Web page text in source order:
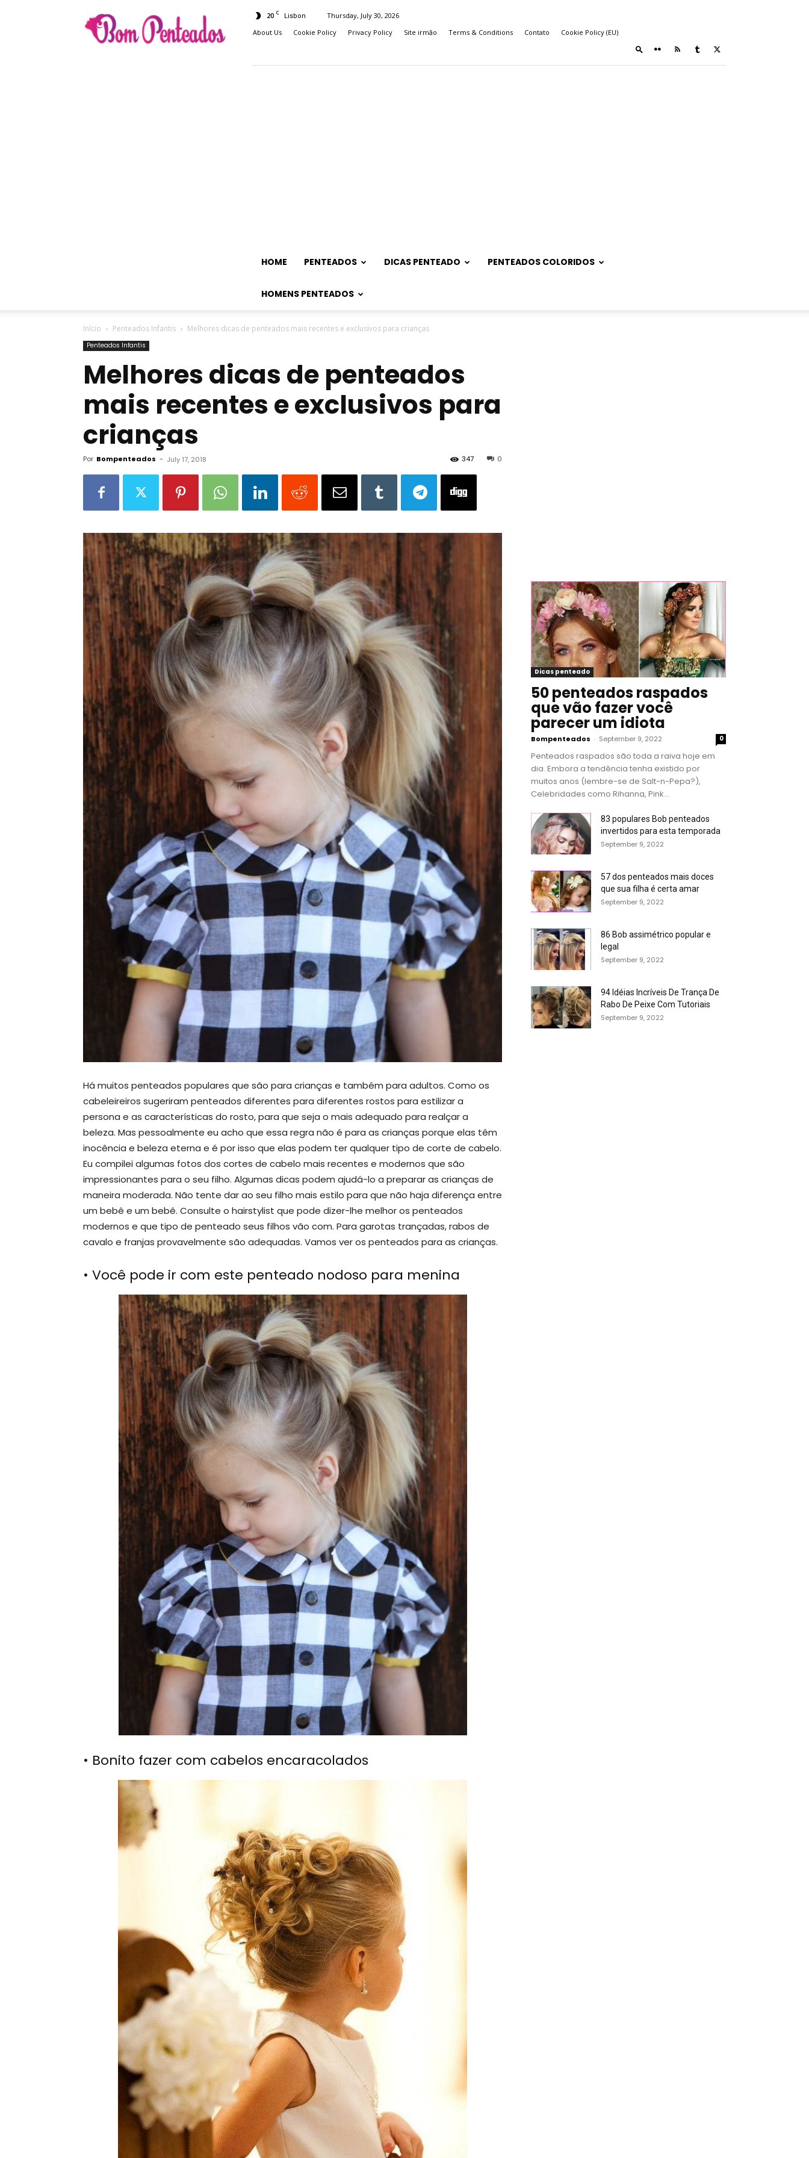
Penteados
20 C Lisbon
Thursday, July 30, 2026
About Us
Cookie Policy Privacy Policy Site irmão Terms & Conditions Contato Cookie Policy (EU)
HOME PENTEADOS DICAS PENTEADO PENTEADOS COLORIDOS
HOMENS PENTEADOS
Início Penteados Infantis Melhores dicas de penteados mais recentes e exclusivos para crianças
Penteados Infantis
Melhores dicas de penteados
mais recentes e exclusivos para
crianças
Por Bompenteados - July 17, 2018 0
347
Há muitos penteados populares que são para crianças e também para adultos. Como os
cabeleireiros sugeriram penteados diferentes para diferentes rostos para estilizar a
persona e as características do rosto, para que seja o mais adequado para realçar a
beleza. Mas pessoalmente eu acho que essa regra não é para as crianças porque elas têm
inocência e beleza eterna e é por isso que elas podem ter qualquer tipo de corte de cabelo.
Eu compilei algumas fotos dos cortes de cabelo mais recentes e modernos que são
impressionantes para o seu filho. Algumas dicas podem ajudá-lo a preparar as crianças de
maneira moderada. Não tente dar ao seu filho mais estilo para que não haja diferença entre
um bebê e um bebê. Consulte o hairstylist que pode dizer-lhe melhor os penteados
modernos e que tipo de penteado seus filhos vão com. Para garotas trançadas, rabos de
cavalo e franjas provavelmente são adequadas. Vamos ver os penteados para as crianças.
• Você pode ir com este penteado nodoso para menina
• Bonito fazer com cabelos encaracolados
Dicas penteado
50 penteados raspados
que vão fazer você
parecer um idiota
Bompenteados - September 9, 2022 0
Penteados raspados são toda a raiva hoje em
dia. Embora a tendência tenha existido por
muitos anos (lembre-se de Salt-n-Pepa?),
Celebridades como Rihanna, Pink...
83 populares Bob penteados
invertidos para esta temporada
September 9, 2022
57 dos penteados mais doces
que sua filha é certa amar
September 9, 2022
86 Bob assimétrico popular e
legal
September 9, 2022
94 Idéias Incríveis De Trança De
Rabo De Peixe Com Tutoriais
September 9, 2022